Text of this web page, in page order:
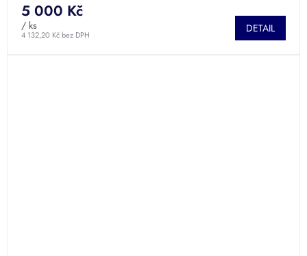
4 132,20 Kč bez DPH
5 000 Kč
/ ks DETAIL